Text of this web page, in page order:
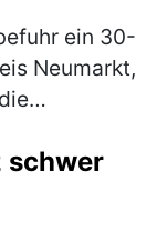
ein 30-
Neumarkt,
schwer